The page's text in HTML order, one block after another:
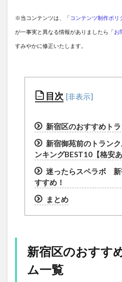
※当コンテンツは、「 コンテンツ制作ポリ
が一事実と異なる情報がありましたら「お
すみやかに修正いたします。
目次
新宿区のおすすめト
新宿御苑前のトラン
ンキングBEST10【格安あ
迷ったらスペラボ 新
すすめ！
まとめ
新宿区のおすす
ム一覧